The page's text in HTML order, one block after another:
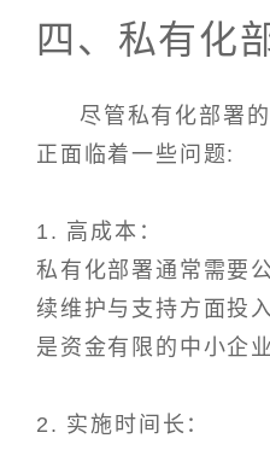
四、私有化
尽管私有化部署
正面临着一些问题:
1. 高成本：
私有化部署通常需要
续维护与支持方面投
是资金有限的中小企
2. 实施时间长：